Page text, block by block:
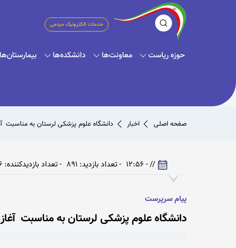
خدمات الکترونیک مردمی
حوزه ریاست معاونت‌ها دانشکده‌ها بیمارستان‌ها
صفحه اصلی اخبار دانشگاه علوم پزشکی لرستان به مناسبت
// - 12:56 - تعداد بازدید: 891 - تعداد بازدیدکننده: 796
پیام سرپرست
دانشگاه علوم پزشکی لرستان به مناسبت